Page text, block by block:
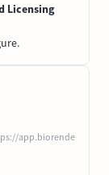
Licensing
app.biorende